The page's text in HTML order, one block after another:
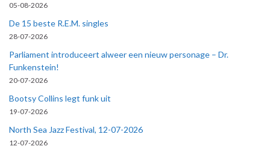
05-08-2026
De 15 beste R.E.M. singles
28-07-2026
Parliament introduceert alweer een nieuw personage – Dr.
Funkenstein!
20-07-2026
Bootsy Collins legt funk uit
19-07-2026
North Sea Jazz Festival, 12-07-2026
12-07-2026